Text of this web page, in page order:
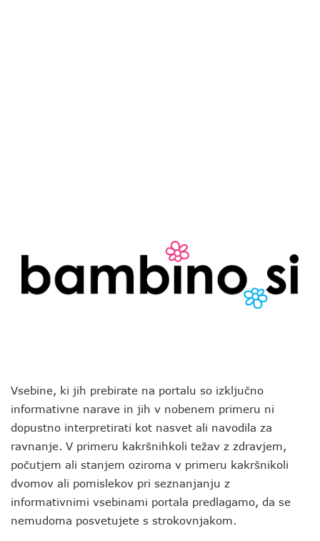
Vsebine, ki jih prebirate na portalu so izključno
informativne narave in jih v nobenem primeru ni
dopustno interpretirati kot nasvet ali navodila za
ravnanje. V primeru kakršnihkoli težav z zdravjem,
počutjem ali stanjem oziroma v primeru kakršnikoli
dvomov ali pomislekov pri seznanjanju z
informativnimi vsebinami portala predlagamo, da se
nemudoma posvetujete s strokovnjakom.